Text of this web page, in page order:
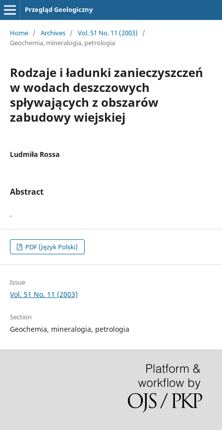
Przegląd Geologiczny
Home / Archives / Vol. 51 No. 11 (2003)
/
Geochemia, mineralogia, petrologia
Rodzaje i ładunki zanieczyszczeń
w wodach deszczowych
spływających z obszarów
zabudowy wiejskiej
Ludmiła Rossa
Abstract
.
PDF (Język Polski)
Issue
Vol. 51 No. 11 (2003)
Section
Geochemia, mineralogia, petrologia